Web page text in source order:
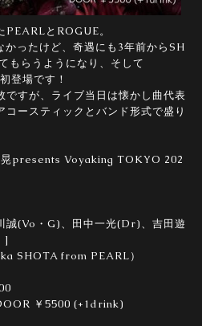
PEARLとROGUE。
ったけど、奇遇にも3年前からSH
もらうようになり、そして
登場です！
ですが、ライブ当日は懐かし曲代表
ースティックとバンド形式で盛り
晃presents Voyaking TOKYO 202
誠(Vo・G)、田中一光(Dr)、吉田遊
]
SHOTA from PEARL）
￥5500 (+1drink)